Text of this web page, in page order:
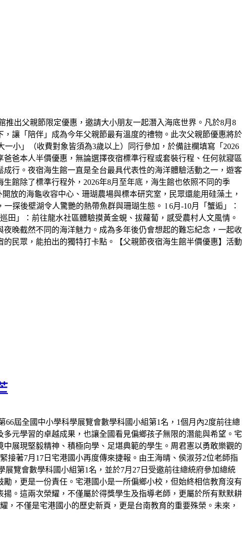
推出父親節限定優惠，邀請大小朋友一起潛入海底世界。凡於8月8
讓「陪伴」成為今年父親節最有溫度的禮物。此次父親節優惠將於
一小」（收費對象皆須為3歲以上）同行參加，於備註欄填寫「2026
爸本人半價優惠，無論選擇夜宿標準行程或套裝行程、任何就寢區
行。夜宿海生館一直是全台最具代表性的海洋體驗活動之一，遊客
館除了標準行程外，2026年8月至年底，海生館也依照不同的季
放的海龜收容中心、珊瑚農場與標本研究室，民眾還能用硅藻土，
探後壁湖令人驚艷的熱帶魚群與珊瑚生態。 l 6月-10月「蟹逅」：
田」：前往龍水社區體驗摸黃金蜆、拔蘿蔔，感受農村人文風情。
晚截然不同的海洋魅力。成為多年後仍會想起的難忘紀念，一起收
民眾，能拍出的獨特打卡點。【父親節夜宿海生館半價優惠】活動
屆全國中小學科學展覽會數學科國小組第1名，1個月內2度前往總
元學習的卓越成果，也讓全國看見偏鄉孩子無限的潛能與希望。宅
展現堅毅精神、積極向學、足堪典範的學生。周君憲以勇敢樂觀的
接著7月17日宅港國小再度傳來捷報。由王海晴、侯淑芬2位老師指
覽會數學科國小組第1名，並於7月27日受邀前往總統府參加總統
，更是一份責任。宅港國小是一所偏鄉小校，但始終相信教育沒有
。這兩次榮耀，不僅屬於得獎學生及指導老師，更屬於所有默默耕
不僅是宅港國小的歷史新頁，更是台南教育的重要殊榮。未來，